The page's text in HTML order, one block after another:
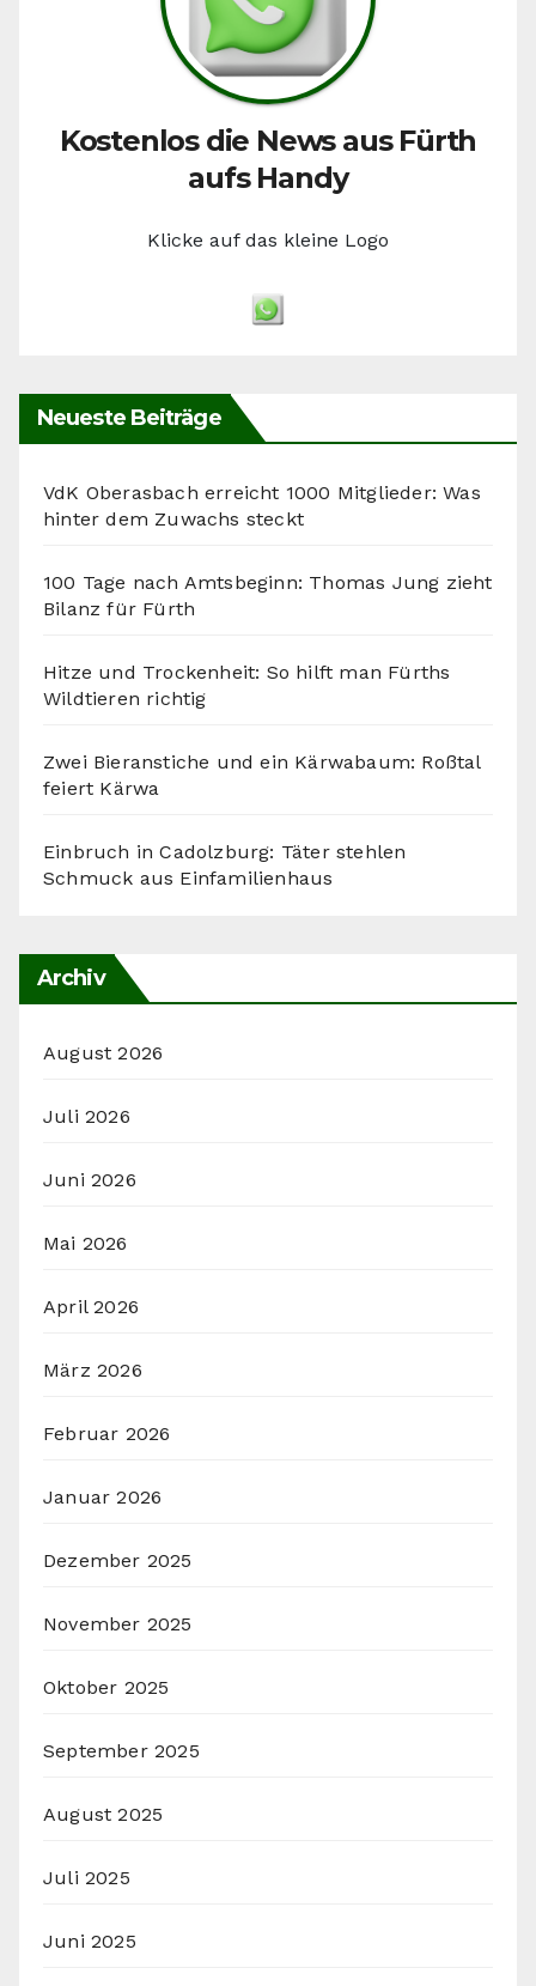
Kostenlos die News aus Fürth
aufs Handy
Klicke auf das kleine Logo
Neueste Beiträge
VdK Oberasbach erreicht 1000 Mitglieder: Was
hinter dem Zuwachs steckt
100 Tage nach Amtsbeginn: Thomas Jung zieht
Bilanz für Fürth
Hitze und Trockenheit: So hilft man Fürths
Wildtieren richtig
Zwei Bieranstiche und ein Kärwabaum: Roßtal
feiert Kärwa
Einbruch in Cadolzburg: Täter stehlen
Schmuck aus Einfamilienhaus
Archiv
August 2026
Juli 2026
Juni 2026
Mai 2026
April 2026
März 2026
Februar 2026
Januar 2026
Dezember 2025
November 2025
Oktober 2025
September 2025
August 2025
Juli 2025
Juni 2025